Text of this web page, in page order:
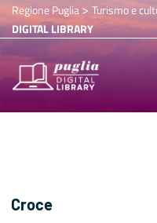
Regione Puglia> Turismo e
DIGITAL LIBRARY
Croce